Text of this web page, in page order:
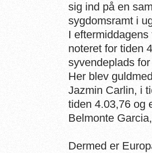
sig ind på en
sygdomsramt i
I
noteret for tiden
syvendeplads
Her blev
Jazmin Carlin, i
tiden 4.03,76 og
Belmonte
Dermed er